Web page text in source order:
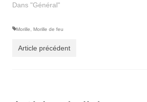
Dans "Général"
Morille Morille de feu
Article précédent